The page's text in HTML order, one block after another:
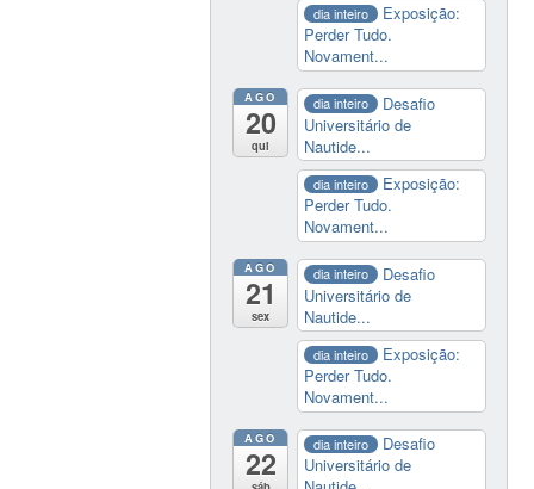
dia inteiro
Exposição:
Perder Tudo.
Novament...
AGO
20
qui
dia inteiro
Desafio
Universitário de
Nautide...
dia inteiro
Exposição:
Perder Tudo.
Novament...
AGO
21
sex
dia inteiro
Desafio
Universitário de
Nautide...
dia inteiro
Exposição:
Perder Tudo.
Novament...
AGO
22
dia inteiro
Desafio
Universitário de